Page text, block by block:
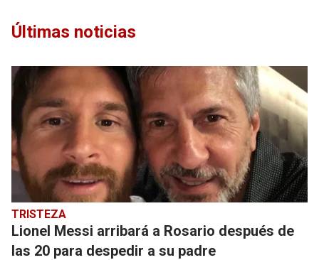
Últimas noticias
TRISTEZA
Lionel Messi arribará a Rosario después de
las 20 para despedir a su padre